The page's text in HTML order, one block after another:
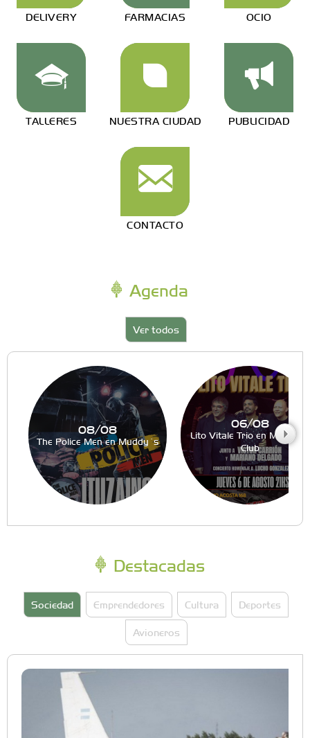
DELIVERY FARMACIAS OCIO
TALLERES NUESTRA CIUDAD PUBLICIDAD
CONTACTO
Agenda
Ver todos
08/08
The Police Men en Muddy´s
06/08
Lito Vitale Trio en Muddy´s
Club
Destacadas
Sociedad Emprendedores Cultura Deportes
Avioneros